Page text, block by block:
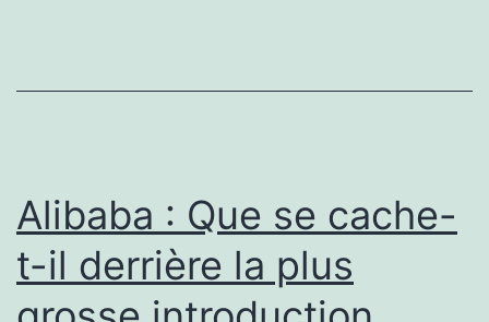
?
Alibaba : Que se cache-
t-il derrière la plus